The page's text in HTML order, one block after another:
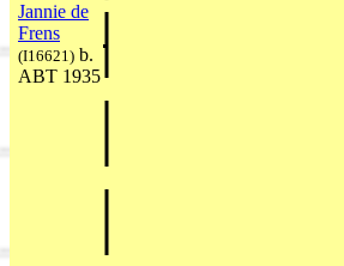
Jannie de
Frens
(I16621) b.
ABT 1935